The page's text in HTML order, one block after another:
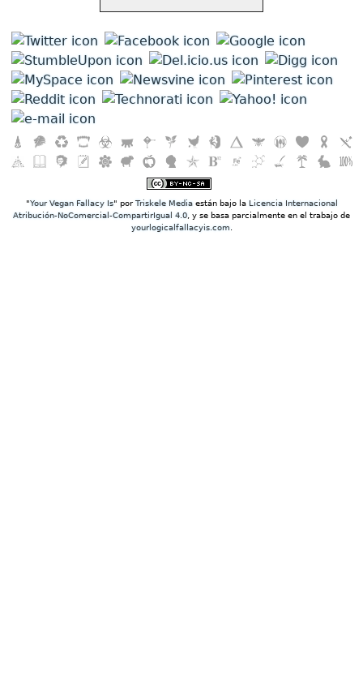
"Your Vegan Fallacy Is" porTriskele Mediaestán bajo la Licencia Internacional
Atribución-NoComercial-CompartirIgual 4.0 , y se basa parcialmente en el trabajo de
yourlogicalfallacyis.com